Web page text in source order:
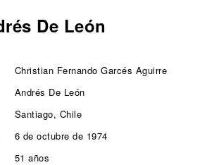
De León
Christian Fernando Garcés Aguirre
Andrés De León
Santiago, Chile
6 de octubre de 1974
51 años